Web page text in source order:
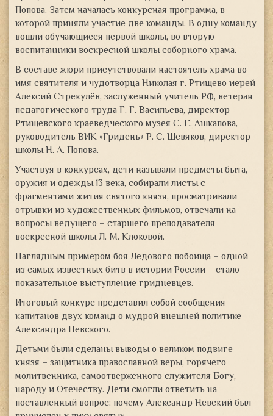
Попова. Затем началась конкурсная программа, в
которой приняли участие две команды. В одну команду
вошли обучающиеся первой школы, во вторую –
воспитанники воскресной школы соборного храма.
В составе жюри присутствовали настоятель храма во
имя святителя и чудотворца Николая г. Ртищево иерей
Алексий Стрекулёв, заслуженный учитель РФ, ветеран
педагогического труда Г. Г. Васильева, директор
Ртищевского краеведческого музея С. Е. Ашкапова,
руководитель ВИК «Гридень» Р. С. Шевяков, директор
школы Н. А. Попова.
Участвуя в конкурсах, дети называли предметы быта,
оружия и одежды 13 века, собирали листы с
фрагментами жития святого князя, просматривали
отрывки из художественных фильмов, отвечали на
вопросы ведущего – старшего преподавателя
воскресной школы Л. М. Клоковой.
Наглядным примером боя Ледового побоища – одной
из самых известных битв в истории России – стало
показательное выступление гридневцев.
Итоговый конкурс представил собой сообщения
капитанов двух команд о мудрой внешней политике
Александра Невского.
Детьми были сделаны выводы о великом подвиге
князя – защитника православной веры, горячего
молитвенника, самоотверженного служителя Богу,
народу и Отечеству. Дети смогли ответить на
поставленный вопрос: почему Александр Невский был